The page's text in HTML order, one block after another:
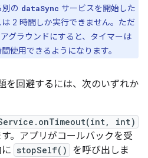
の dataSync サービスを開始した
2 時間しか実行できません。ただ
グラウンドにすると、タイマーは
使用できるようになります。
を回避するには、次のいずれか
int)
。アプリがコールバックを受
stopSelf()
を呼び出しま